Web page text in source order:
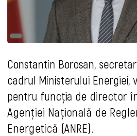
Constantin Borosan,
cadrul Ministerului Energiei,
pentru funcția de director
Agenției Națională de
Energetică (ANRE).